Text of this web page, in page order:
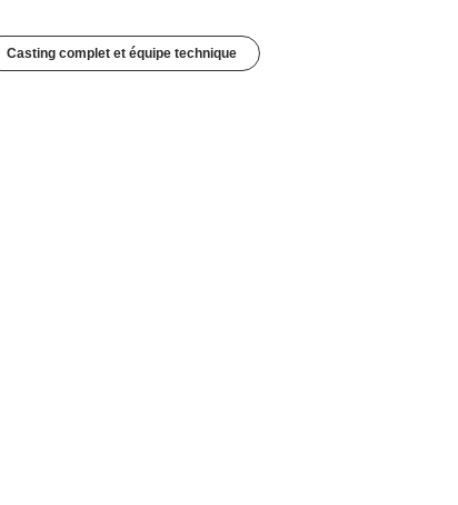
Casting complet et équipe technique